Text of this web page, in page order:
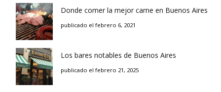
Donde comer la mejor carne en Buenos Aires
publicado el febrero 6, 2021
Los bares notables de Buenos Aires
publicado el febrero 21, 2025